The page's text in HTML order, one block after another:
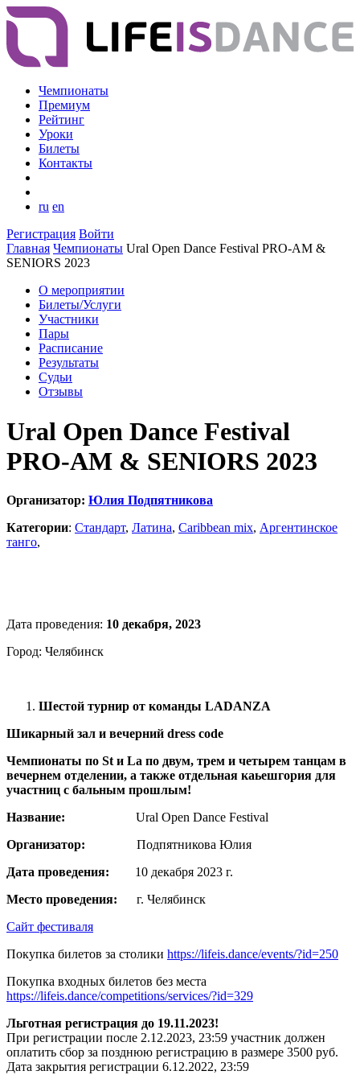
Чемпионаты
Премиум
Рейтинг
Уроки
Билеты
Контакты
ru en
Регистрация Войти
Главная Чемпионаты Ural Open Dance Festival PRO-AM &
SENIORS 2023
О мероприятии
Билеты/Услуги
Участники
Пары
Расписание
Результаты
Судьи
Отзывы
Ural Open Dance Festival
PRO-AM & SENIORS 2023
Организатор: Юлия Подпятникова
Категории: Стандарт, Латина, Caribbean mix, Аргентинское
танго,
Дата проведения: 10 декабря, 2023
Город: Челябинск
Шестой турнир от команды LADANZA
Шикарный зал и вечерний dress code
Чемпионаты по St и La по двум, трем и четырем танцам в
вечернем отделении, а также отдельная каьешгория для
участниц с бальным прошлым!
Название: Ural Open Dance Festival
Организатор: Подпятникова Юлия
Дата проведения:
10 декабря 2023 г.
Место проведения:
г. Челябинск
Сайт фестиваля
Покупка билетов за столики https://lifeis.dance/events/?id=250
Покупка входных билетов без места
https://lifeis.dance/competitions/services/?id=329
Льготная регистрация до 19.11.2023!
При регистрации после 2.12.2023, 23:59 участник должен
оплатить сбор за позднюю регистрацию в размере 3500 руб.
Дата закрытия регистрации 6.12.2022, 23:59